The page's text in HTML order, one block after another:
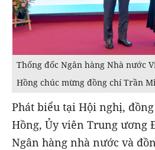
Thống đốc Ngân hàng Nhà nước
Hồng chúc mừng đồng chí Trần
Phát biểu tại Hội nghị,
Hồng, Ủy viên Trung ương
Ngân hàng nhà nước và